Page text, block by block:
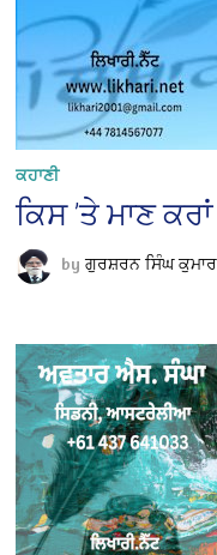
ਕਹਾਣੀ
ਕਿਸ ’ਤੇ ਮਾਣ
byਗੁਰਸ਼ਰਨ ਸਿੰਘ ਕੁਮਾਰ